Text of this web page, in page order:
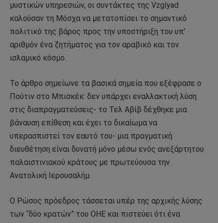
μυστικών υπηρεσιών, οι συντάκτες της Vzglyad
καλούσαν τη Μόσχα να μετατοπίσει το σημαντικό
πολιτικό της βάρος προς την υποστήριξη του υπ’
αριθμόν ένα ζητήματος για τον αραβικό και τον
ισλαμικό κόσμο.
Το άρθρο σημείωνε τα βασικά σημεία που εξέφρασε ο
Πούτιν στο Μπισκέκ: δεν υπάρχει εναλλακτική λύση
στις διαπραγματεύσεις- το Τελ Αβίβ δέχθηκε μια
βάναυση επίθεση και έχει το δικαίωμα να
υπερασπιστεί τον εαυτό του- μια πραγματική
διευθέτηση είναι δυνατή μόνο μέσω ενός ανεξάρτητου
παλαιστινιακού κράτους με πρωτεύουσα την
Ανατολική Ιερουσαλήμ.
Ο Ρώσος πρόεδρος τάσσεται υπέρ της αρχικής λύσης
των “δύο κρατών” του ΟΗΕ και πιστεύει ότι ένα